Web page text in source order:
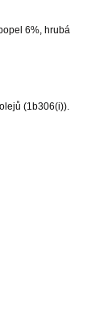
6%, hrubá
(1b306(i)).